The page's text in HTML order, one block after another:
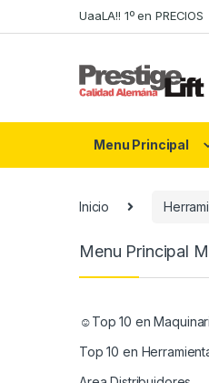
to
to
UaaLA!! 1º en PRECIOS
Menu Principal
Inicio
Menu Principal
☺Top 10 en
Top 10 en